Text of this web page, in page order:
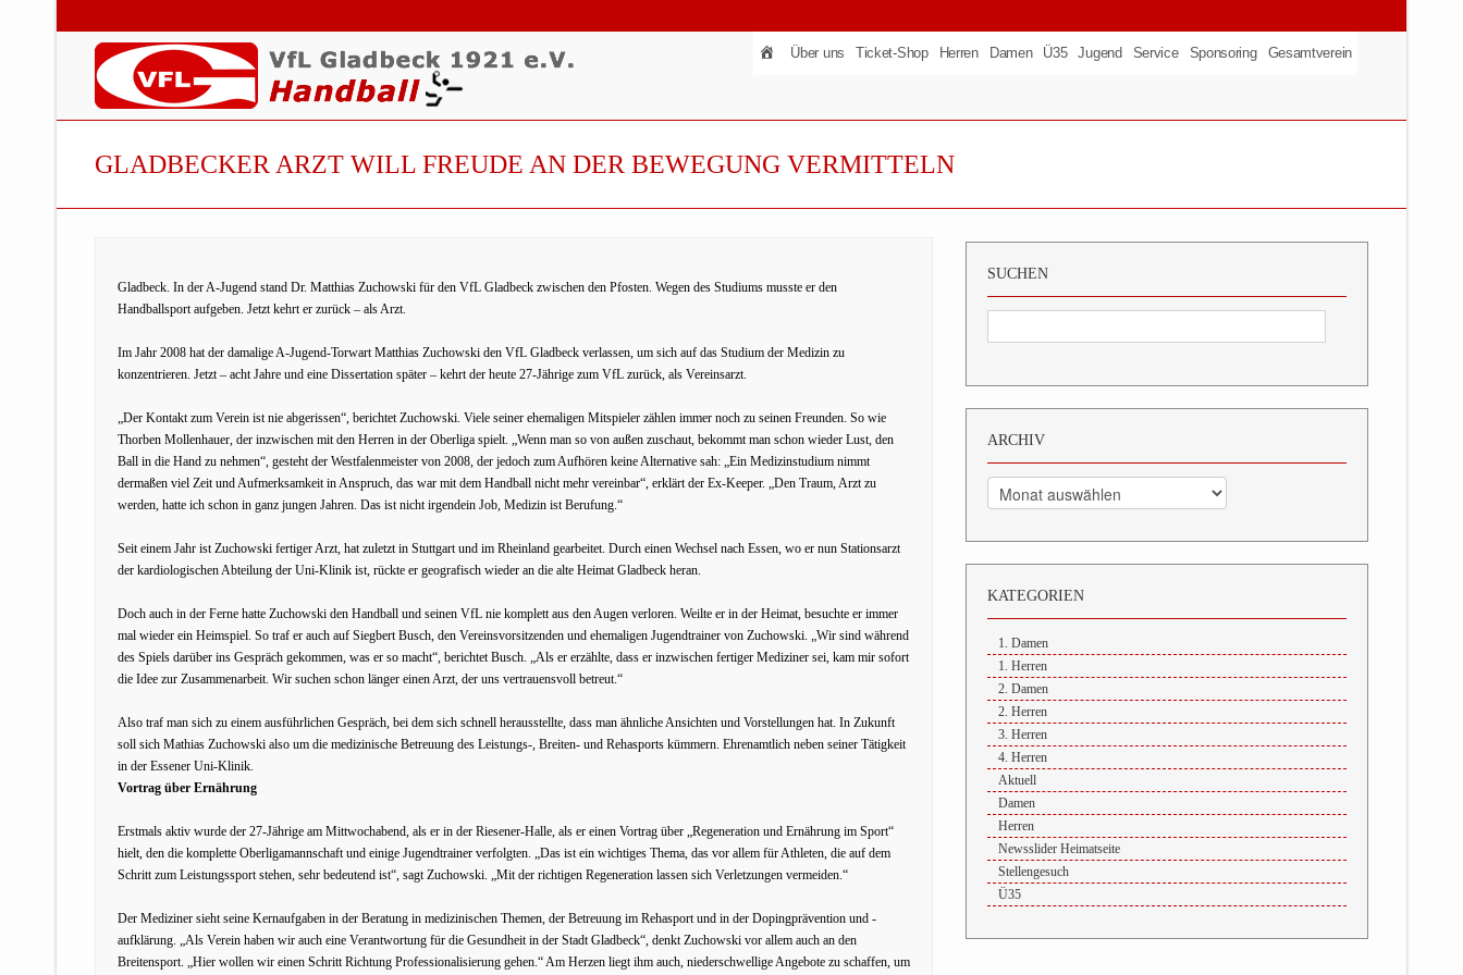
Über uns Ticket-Shop Herren Damen Ü35 Jugend Service Sponsoring Gesamtverein
GLADBECKER ARZT WILL FREUDE AN DER BEWEGUNG VERMITTELN
Gladbeck. In der A-Jugend stand Dr. Matthias Zuchowski für den VfL Gladbeck zwischen den Pfosten. Wegen des Studiums musste er den
Handballsport aufgeben. Jetzt kehrt er zurück – als Arzt.
Im Jahr 2008 hat der damalige A-Jugend-Torwart Matthias Zuchowski den VfL Gladbeck verlassen, um sich auf das Studium der Medizin zu
konzentrieren. Jetzt – acht Jahre und eine Dissertation später – kehrt der heute 27-Jährige zum VfL zurück, als Vereinsarzt.
„Der Kontakt zum Verein ist nie abgerissen“, berichtet Zuchowski. Viele seiner ehemaligen Mitspieler zählen immer noch zu seinen Freunden. So wie
Thorben Mollenhauer, der inzwischen mit den Herren in der Oberliga spielt. „Wenn man so von außen zuschaut, bekommt man schon wieder Lust, den
Ball in die Hand zu nehmen“, gesteht der Westfalenmeister von 2008, der jedoch zum Aufhören keine Alternative sah: „Ein Medizinstudium nimmt
dermaßen viel Zeit und Aufmerksamkeit in Anspruch, das war mit dem Handball nicht mehr vereinbar“, erklärt der Ex-Keeper. „Den Traum, Arzt zu
werden, hatte ich schon in ganz jungen Jahren. Das ist nicht irgendein Job, Medizin ist Berufung.“
Seit einem Jahr ist Zuchowski fertiger Arzt, hat zuletzt in Stuttgart und im Rheinland gearbeitet. Durch einen Wechsel nach Essen, wo er nun Stationsarzt
der kardiologischen Abteilung der Uni-Klinik ist, rückte er geografisch wieder an die alte Heimat Gladbeck heran.
Doch auch in der Ferne hatte Zuchowski den Handball und seinen VfL nie komplett aus den Augen verloren. Weilte er in der Heimat, besuchte er immer
mal wieder ein Heimspiel. So traf er auch auf Siegbert Busch, den Vereinsvorsitzenden und ehemaligen Jugendtrainer von Zuchowski. „Wir sind während
des Spiels darüber ins Gespräch gekommen, was er so macht“, berichtet Busch. „Als er erzählte, dass er inzwischen fertiger Mediziner sei, kam mir sofort
die Idee zur Zusammenarbeit. Wir suchen schon länger einen Arzt, der uns vertrauensvoll betreut.“
Also traf man sich zu einem ausführlichen Gespräch, bei dem sich schnell herausstellte, dass man ähnliche Ansichten und Vorstellungen hat. In Zukunft
soll sich Mathias Zuchowski also um die medizinische Betreuung des Leistungs-, Breiten- und Rehasports kümmern. Ehrenamtlich neben seiner Tätigkeit
in der Essener Uni-Klinik.
Vortrag über Ernährung
Erstmals aktiv wurde der 27-Jährige am Mittwochabend, als er in der Riesener-Halle, als er einen Vortrag über „Regeneration und Ernährung im Sport“
hielt, den die komplette Oberligamannschaft und einige Jugendtrainer verfolgten. „Das ist ein wichtiges Thema, das vor allem für Athleten, die auf dem
Schritt zum Leistungssport stehen, sehr bedeutend ist“, sagt Zuchowski. „Mit der richtigen Regeneration lassen sich Verletzungen vermeiden.“
Der Mediziner sieht seine Kernaufgaben in der Beratung in medizinischen Themen, der Betreuung im Rehasport und in der Dopingprävention und -
aufklärung. „Als Verein haben wir auch eine Verantwortung für die Gesundheit in der Stadt Gladbeck“, denkt Zuchowski vor allem auch an den
Breitensport. „Hier wollen wir einen Schritt Richtung Professionalisierung gehen.“ Am Herzen liegt ihm auch, niederschwellige Angebote zu schaffen, um
SUCHEN
ARCHIV
Archiv
KATEGORIEN
1. Damen
1. Herren
2. Damen
2. Herren
3. Herren
4. Herren
Aktuell
Damen
Herren
Newsslider Heimatseite
Stellengesuch
Ü35